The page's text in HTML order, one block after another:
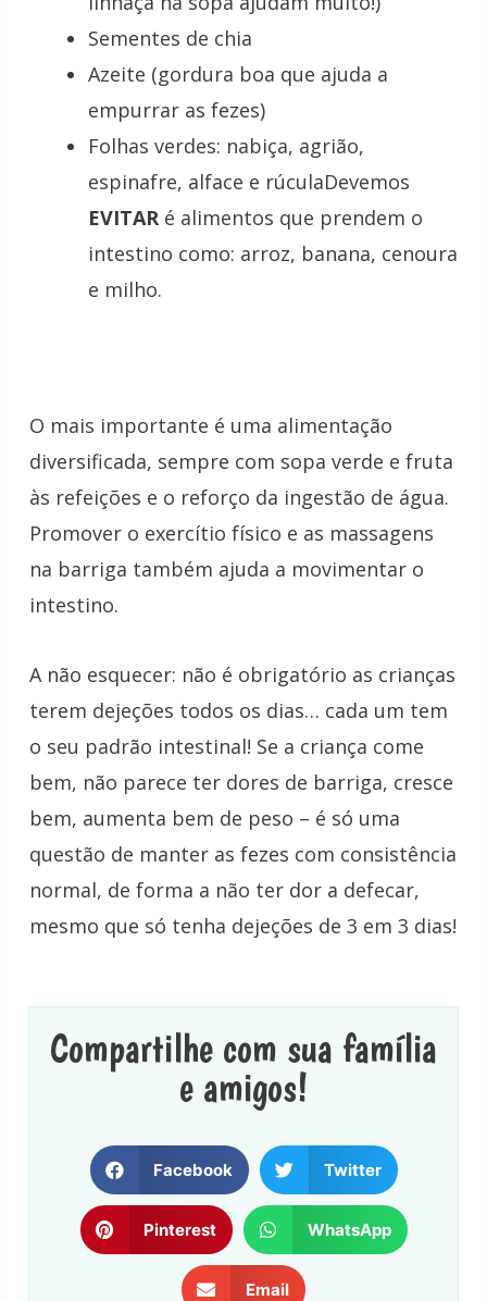
Sementes de chia
Azeite (gordura boa que ajuda a
empurrar as fezes)
Folhas verdes: nabiça, agrião,
espinafre, alface e rúculaDevemos
EVITAR é alimentos que prendem o
intestino como: arroz, banana, cenoura
e milho.
O mais importante é uma alimentação
diversificada, sempre com sopa verde e fruta
às refeições e o reforço da ingestão de água.
Promover o exercítio físico e as massagens
na barriga também ajuda a movimentar o
intestino.
A não esquecer: não é obrigatório as crianças
terem dejeções todos os dias… cada um tem
o seu padrão intestinal! Se a criança come
bem, não parece ter dores de barriga, cresce
bem, aumenta bem de peso – é só uma
questão de manter as fezes com consistência
normal, de forma a não ter dor a defecar,
mesmo que só tenha dejeções de 3 em 3 dias!
Compartilhe com sua família
e amigos!
Facebook Twitter
Pinterest WhatsApp
Email